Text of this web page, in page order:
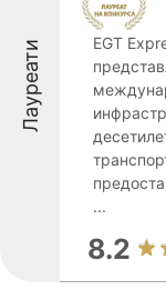
Лауреати
EGT
...
8.2